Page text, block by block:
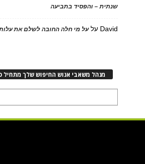
שנתית – והפסיד בתביעה
David עלעל מי חלה החובה לשלם את
מנהל משאבי אנוש החיפוש שלך מתחיל